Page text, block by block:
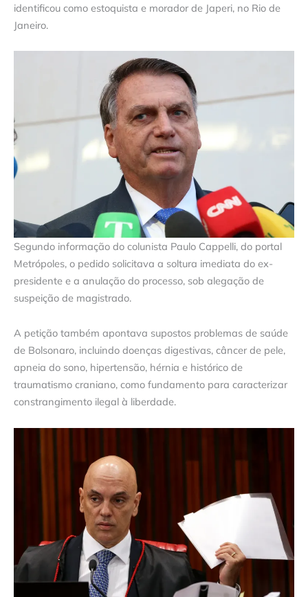
identificou como estoquista e morador de Japeri, no Rio de
Janeiro.
Segundo informação do colunista Paulo Cappelli, do portal
Metrópoles, o pedido solicitava a soltura imediata do ex-
presidente e a anulação do processo, sob alegação de
suspeição de magistrado.
A petição também apontava supostos problemas de saúde
de Bolsonaro, incluindo doenças digestivas, câncer de pele,
apneia do sono, hipertensão, hérnia e histórico de
traumatismo craniano, como fundamento para caracterizar
constrangimento ilegal à liberdade.